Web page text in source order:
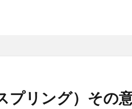
プリング）その